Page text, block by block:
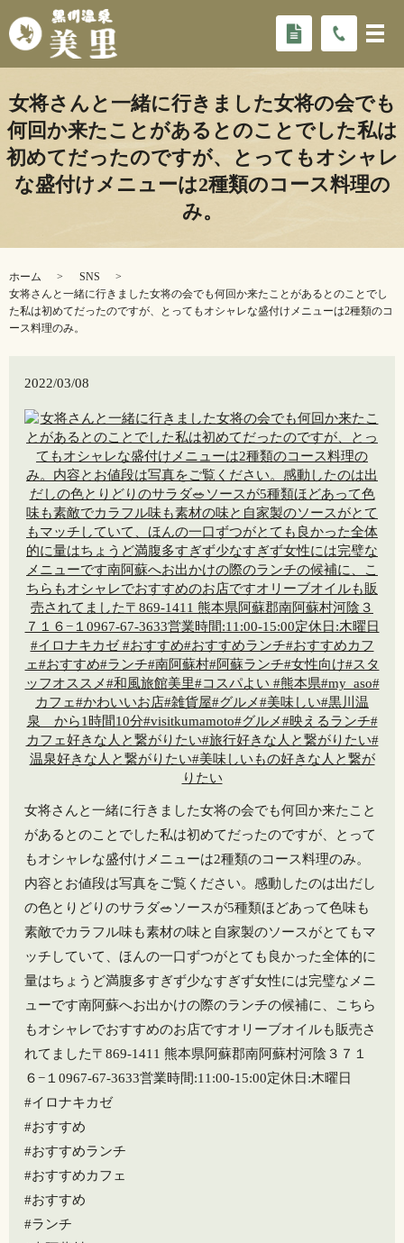
女将さんと一緒に行きました女将の会でも
何回か来たことがあるとのことでした️私は
初めてだったのですが、とってもオシャレ
な盛付けメニューは2種類のコース料理の
み。
ホーム
SNS
女将さんと一緒に行きました女将の会でも何回か来たことがあるとのことでし
た️私は初めてだったのですが、とってもオシャレな盛付けメニューは2種類のコ
ース料理のみ。
2022/03/08
女将さんと一緒に行きました女将の会でも何回か来たこと
があるとのことでした️私は初めてだったのですが、とって
もオシャレな盛付けメニューは2種類のコース料理のみ。
内容とお値段は写真をご覧ください。感動したのは出だし
の色とりどりのサラダ🥗ソースが5種類ほどあって色味も
素敵でカラフル味も素材の味と自家製のソースがとてもマ
ッチしていて、ほんの一口ずつがとても良かった️全体的に
量はちょうど満腹多すぎず少なすぎず女性には完璧なメニ
ューです南阿蘇へお出かけの際のランチ️の候補に、こちら
もオシャレでおすすめのお店です️オリーブオイルも販売さ
れてました〒869-1411 熊本県阿蘇郡南阿蘇村河陰３７１
６−１0967-67-3633営業時間:11:00-15:00定休日:木曜日
#イロナキカゼ
#おすすめ
#おすすめランチ
#おすすめカフェ
#おすすめ
#ランチ